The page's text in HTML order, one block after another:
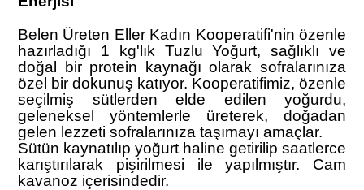
Belen Üreten Eller Kadın Kooperatifi'nin özenle
hazırladığı 1 kg'lık Tuzlu Yoğurt, sağlıklı ve
doğal bir protein kaynağı olarak sofralarınıza
özel bir dokunuş katıyor. Kooperatifimiz, özenle
seçilmiş sütlerden elde edilen yoğurdu,
geleneksel yöntemlerle üreterek, doğadan
gelen lezzeti sofralarınıza taşımayı amaçlar.
Sütün kaynatılıp yoğurt haline getirilip saatlerce
karıştırılarak pişirilmesi ile yapılmıştır. Cam
kavanoz içerisindedir.